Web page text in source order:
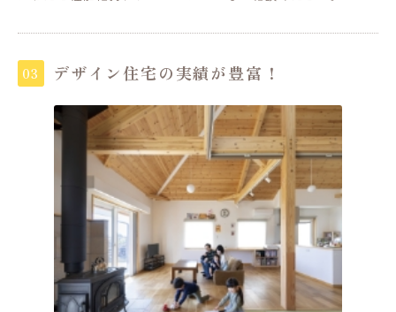
03 デザイン住宅の実績が豊富！